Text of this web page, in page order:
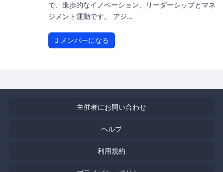
で、進歩的なイノベーション、リーダーシップとマネ
ジメント運動です。 アジ...
メンバーになる
主催者にお問い合わせ
ヘルプ
利用規約